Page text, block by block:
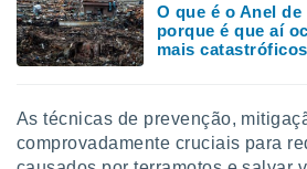
O que é o Anel
porque é que aí
mais
As técnicas de prevenção,
comprovadamente cruciais para